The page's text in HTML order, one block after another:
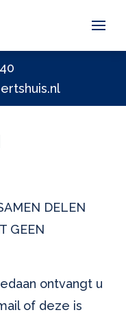
DELEN
GEEN
ontvangt u
of deze is